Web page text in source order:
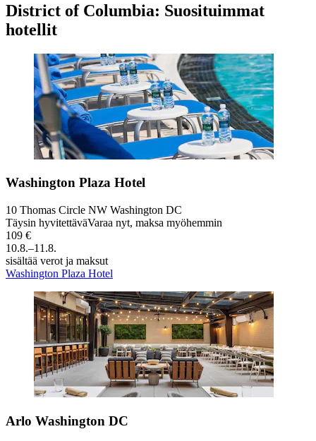
District of Columbia: Suosituimmat
hotellit
Washington Plaza Hotel
10 Thomas Circle NW Washington DC
Täysin hyvitettäväVaraa nyt, maksa myöhemmin
109 €
10.8.–11.8.
sisältää verot ja maksut
Washington Plaza Hotel
Arlo Washington DC